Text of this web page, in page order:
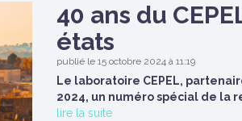
40 ans du
états
publié le 15 octobre 2024 à 11:19
Le laboratoire CEPEL,
2024, un numéro spécial de la
lire la suite